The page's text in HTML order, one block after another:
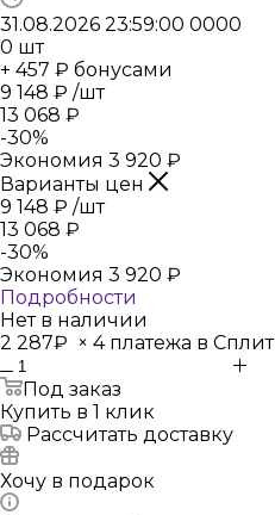
31.08.2026 23:59:00 0000
0 шт
+ 457 ₽ бонусами
9 148 ₽ /шт
13 068 ₽
-30%
Экономия 3 920 ₽
Варианты цен
9 148 ₽ /шт
13 068 ₽
-30%
Экономия 3 920 ₽
Подробности
Нет в наличии
2 287₽ × 4 платежа в Сплит
Под заказ
Купить в 1 клик
Рассчитать доставку
Хочу в подарок